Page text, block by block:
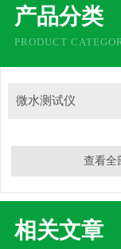
产品分类
PRODUCT
微水测试仪
查看全
相关文章